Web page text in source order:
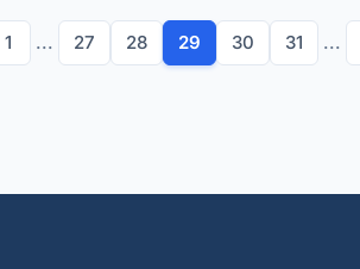
1 ... 27 28 29 30 31 ...